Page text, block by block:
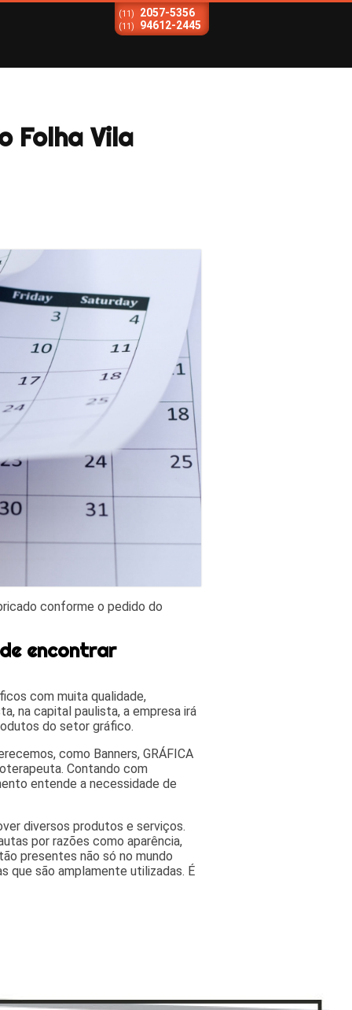
(11) 2057-5356
(11) 94612-2445
Folha Vila
conforme o pedido do
encontrar
com muita qualidade,
na capital paulista, a empresa irá
do setor gráfico.
como Banners, GRÁFICA
Contando com
entende a necessidade de
diversos produtos e serviços.
por razões como aparência,
presentes não só no mundo
que são amplamente utilizadas. É